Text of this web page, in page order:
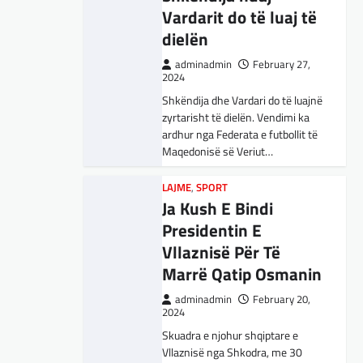
Presidenti turk, Recep Tayyip
Erdogan, ka deklaruar se siguria e
Evropës pa Turqinë është e
paimagjinueshme. “Turqia e
ndihmën për…
BOTA , KULTURË LAJME
MË TË FUNDIT, MISTER, OPINIONE
Përparimi i DeepSeek
AI është për t’u
lavdëruar
Suksesi i aplikacionit DeepSeek
është një shembull i rritjes së
kompanive kineze të inteligjencës
artificiale (AI). Përparimi i
aplikacionit kinez…
BOTA,KULTURË ,LAJME,
RAJONI,SPECIALE,TOP,
UNCATEGORIZED
Vardarit do të luaj të
dielën
adminadmin
February 27,
2024
Shkëndija dhe Vardari do të luajnë
zyrtarisht të dielën. Vendimi ka
ardhur nga Federata e futbollit të
Maqedonisë së Veriut…
LAJME,SPORT
Ja Kush E Bindi
Presidentin E
Vllaznisë Për Të
Marrë Qatip Osmanin
adminadmin
February 20,
2024
Skuadra e njohur shqiptare e
Vllaznisë nga Shkodra, me 30
VENDI
U rrit përfaqësimi i
shqiptarëve në Këshillin e
Butelit, për herë të parë 8
këshilltarë shqiptar
Rezultati i zgjedhjeve të 19 tetorit, në